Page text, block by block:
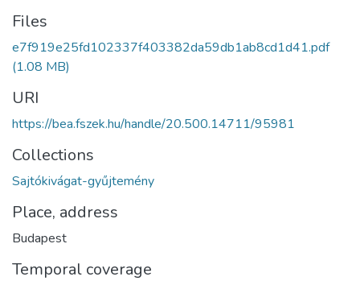
Files
e7f919e25fd102337f403382da59db1ab8cd1d41.pdf
(1.08 MB)
URI
https://bea.fszek.hu/handle/20.500.14711/95981
Collections
Sajtókivágat-gyűjtemény
Place, address
Budapest
Temporal coverage